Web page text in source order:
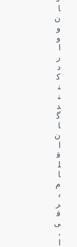
ا
ن
و
و
ر
د
ک
ن
ن
د
گ
ا
ن
ق
ل
ا
م
ب
ر
ق
ی
،